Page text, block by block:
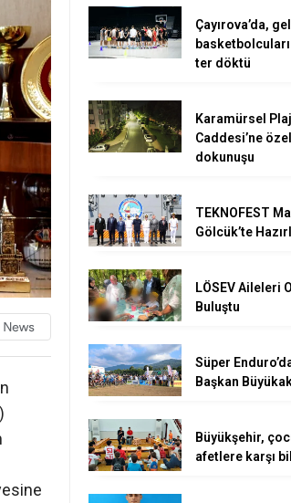
Çayırova’da,
ter döktü
Karamürsel
Caddesi’ne
dokunuşu
TEKNOFEST
Gölcük’te
LÖSEV Aileleri
Buluştu
Süper
Başkan
Büyükşehir,
afetlere karşı